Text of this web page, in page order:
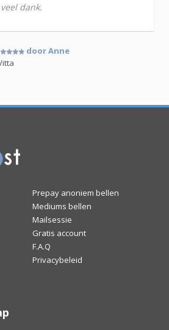
dank.
door Anne
Prepay anoniem bellen
Mediums bellen
Mailsessie
Gratis account
F.A.Q
Privacybeleid